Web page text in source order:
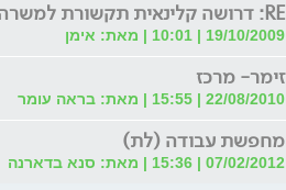
RE: דרושה קלינאית תקשורת למשרה חלקית
19/10/2009 | 10:01 | מאת: אימן
זימר- מרכז
22/08/2010 | 15:55 | מאת: בראה עומר
מחפשת עבודה (לת)
07/02/2012 | 15:36 | מאת: סנא בדארנה